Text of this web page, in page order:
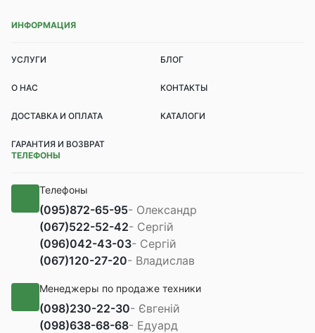
ИНФОРМАЦИЯ
УСЛУГИ БЛОГ
О НАС КОНТАКТЫ
ДОСТАВКА И ОПЛАТА КАТАЛОГИ
ГАРАНТИЯ И ВОЗВРАТ
ТЕЛЕФОНЫ
Телефоны
(095)872-65-95- Олександр
(067)522-52-42- Сергій
(096)042-43-03- Сергій
(067)120-27-20- Владислав
Менеджеры по продаже техники
(098)230-22-30- Євгеній
(098)638-68-68- Едуард